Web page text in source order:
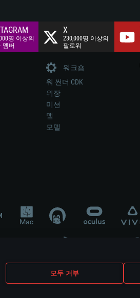
모두 거부
명 이상의
멤버
X
230,000명 이상의
팔로워
워크숍
워 썬더 CDK
위장
미션
맵
모델
가 게임 개발 후원 또는 홍보에 참여하지 않
respective owners.